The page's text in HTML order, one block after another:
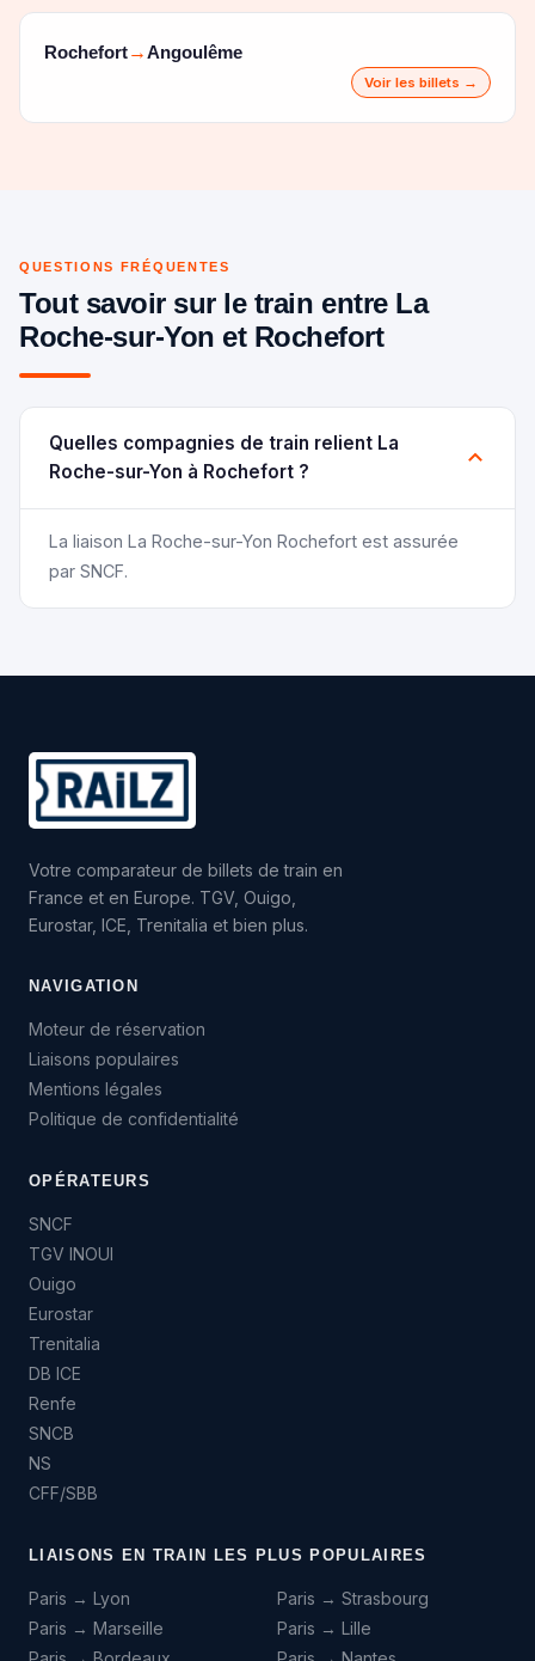
Rochefort→Angoulême
Voir les billets →
QUESTIONS FRÉQUENTES
Tout savoir sur le train entre La
Roche-sur-Yon et Rochefort
Quelles compagnies de train relient La
Roche-sur-Yon à Rochefort ?
La liaison La Roche-sur-Yon Rochefort est assurée
par SNCF.
Votre comparateur de billets de train en
France et en Europe. TGV, Ouigo,
Eurostar, ICE, Trenitalia et bien plus.
NAVIGATION
Moteur de réservation
Liaisons populaires
Mentions légales
Politique de confidentialité
OPÉRATEURS
SNCF
TGV INOUI
Ouigo
Eurostar
Trenitalia
DB ICE
Renfe
SNCB
NS
CFF/SBB
LIAISONS EN TRAIN LES PLUS POPULAIRES
Paris → Lyon
Paris → Marseille
Paris → Strasbourg
Paris → Lille